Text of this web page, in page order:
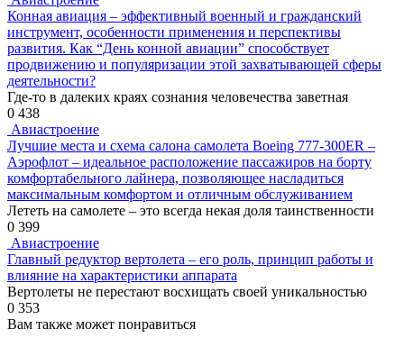
Конная авиация – эффективный военный и гражданский
инструмент, особенности применения и перспективы
развития. Как “День конной авиации” способствует
продвижению и популяризации этой захватывающей сферы
деятельности?
Где-то в далеких краях сознания человечества заветная
0 438
Авиастроение
Лучшие места и схема салона самолета Boeing 777-300ER –
Аэрофлот – идеальное расположение пассажиров на борту
комфортабельного лайнера, позволяющее насладиться
максимальным комфортом и отличным обслуживанием
Лететь на самолете – это всегда некая доля таинственности
0 399
Авиастроение
Главный редуктор вертолета – его роль, принцип работы и
влияние на характеристики аппарата
Вертолеты не перестают восхищать своей уникальностью
0 353
Вам также может понравиться